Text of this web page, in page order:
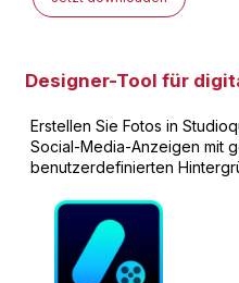
Designer-Tool für
Erstellen Sie Fotos in
Social-Media-Anzeigen mit
benutzerdefinierten